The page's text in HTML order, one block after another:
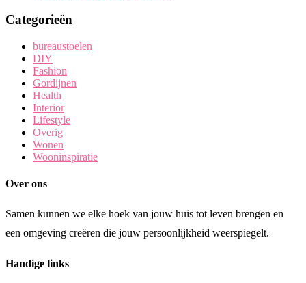
Categorieën
bureaustoelen
DIY
Fashion
Gordijnen
Health
Interior
Lifestyle
Overig
Wonen
Wooninspiratie
Over ons
Samen kunnen we elke hoek van jouw huis tot leven brengen en
een omgeving creëren die jouw persoonlijkheid weerspiegelt.
Handige links